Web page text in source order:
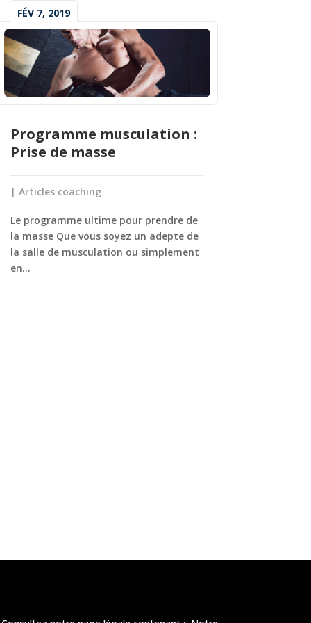
Programme musculation :
Prise de masse
FÉV 7, 2019
| Articles coaching
Le programme ultime pour prendre de
la masse Que vous soyez un adepte de
la salle de musculation ou simplement
en...